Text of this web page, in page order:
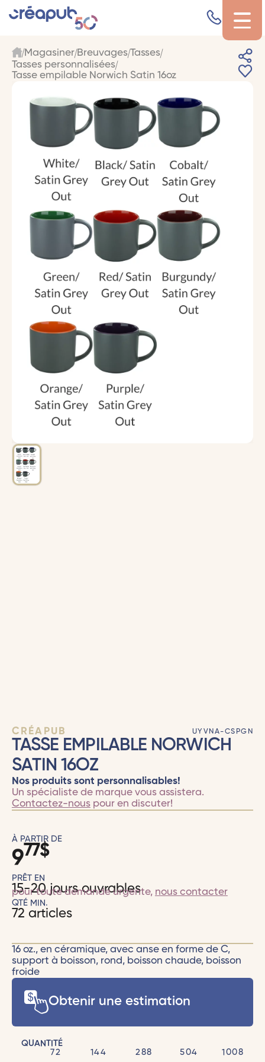
Magasiner Breuvages Tasses
Tasses personnalisées
Tasse empilable Norwich Satin 16oz
CRÉAPUB UYVNA-CSPGN
TASSE EMPILABLE NORWICH
SATIN 16OZ
Nos produits sont personnalisables!
Un spécialiste de marque vous assistera.
Contactez-nouspour en discuter!
À PARTIR DE
977$
PRÊT EN
15-20 jours ouvrables
pour toute demande urgente, nous contacter
QTÉ MIN.
72 articles
16 oz., en céramique, avec anse en forme de C,
support à boisson, rond, boisson chaude, boisson
froide
Obtenir une estimation
QUANTITÉ
72
144 288 504 1008